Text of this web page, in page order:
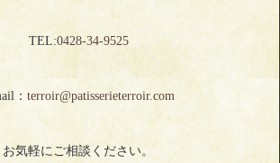
TEL:0428‐34‐9525
： terroir@patisserieterroir.com
お気軽にご相談ください。